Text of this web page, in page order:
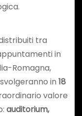
tra
in
Romagna,
in 18
valore
auditorium,